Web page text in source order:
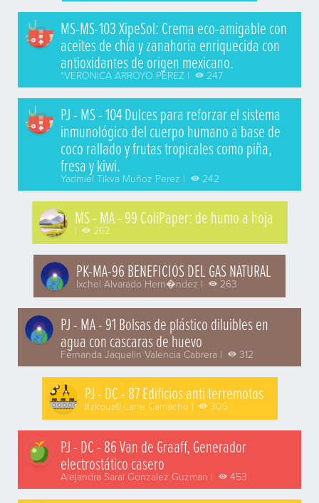
MS-MS-103 XipeSol: Crema eco-amigable con
aceites de chía y zanahoria enriquecida con
antioxidantes de origen mexicano.
*VERONICA ARROYO PEREZ | 247
PJ - MS - 104 Dulces para reforzar el sistema
inmunológico del cuerpo humano a base de
coco rallado y frutas tropicales como piña,
fresa y kiwi.
Yadmiel Tikva Muñoz Perez | 242
MS - MA - 99 ColiPaper: de humo a hoja
| 262
PK-MA-96 BENEFICIOS DEL GAS NATURAL
Ixchel Alvarado Hern�ndez | 263
PJ - MA - 91 Bolsas de plástico diluibles en
agua con cascaras de huevo
Fernanda Jaquelin Valencia Cabrera | 312
PJ - DC - 87 Edificios anti terremotos
Itzkouatl Larre Camacho | 305
PJ - DC - 86 Van de Graaff, Generador
electrostático casero
Alejandra Sarai Gonzalez Guzman | 453